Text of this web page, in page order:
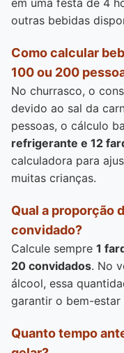
em uma festa de 4
outras bebidas
Como calcular
100 ou 200
No churrasco, o
devido ao sal da
pessoas, o cálculo
refrigerante e 12
calculadora para
muitas crianças.
Qual a proporção
convidado?
Calcule sempre 1
20 convidados. No
álcool, essa
garantir o bem-
Quanto tempo